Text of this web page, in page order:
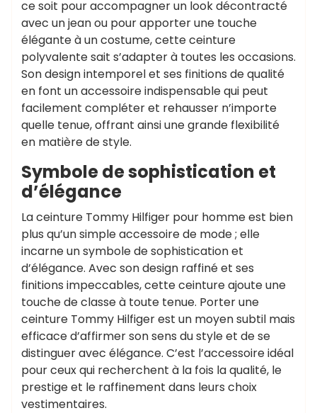
ce soit pour accompagner un look décontracté
avec un jean ou pour apporter une touche
élégante à un costume, cette ceinture
polyvalente sait s’adapter à toutes les occasions.
Son design intemporel et ses finitions de qualité
en font un accessoire indispensable qui peut
facilement compléter et rehausser n’importe
quelle tenue, offrant ainsi une grande flexibilité
en matière de style.
Symbole de sophistication et
d’élégance
La ceinture Tommy Hilfiger pour homme est bien
plus qu’un simple accessoire de mode ; elle
incarne un symbole de sophistication et
d’élégance. Avec son design raffiné et ses
finitions impeccables, cette ceinture ajoute une
touche de classe à toute tenue. Porter une
ceinture Tommy Hilfiger est un moyen subtil mais
efficace d’affirmer son sens du style et de se
distinguer avec élégance. C’est l’accessoire idéal
pour ceux qui recherchent à la fois la qualité, le
prestige et le raffinement dans leurs choix
vestimentaires.